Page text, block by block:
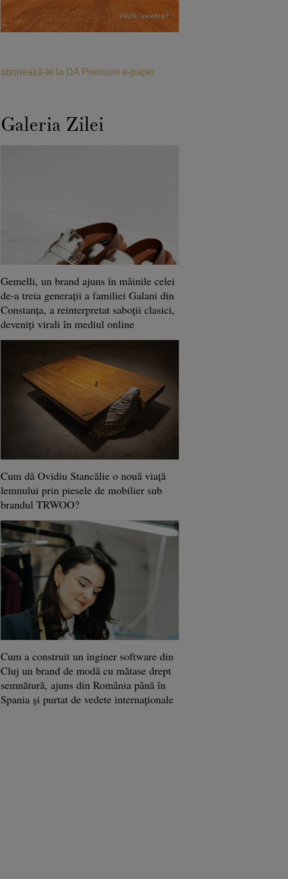
abonează-te la DA Premium e-paper
Galeria Zilei
Gemelli, un brand ajuns în mâinile celei
de-a treia generaţii a familiei Galani din
Constanţa, a reinterpretat saboţii clasici,
deveniţi virali în mediul online
Cum dă Ovidiu Stancălie o nouă viaţă
lemnului prin piesele de mobilier sub
brandul TRWOO?
Cum a construit un inginer software din
Cluj un brand de modă cu mătase drept
semnătură, ajuns din România până în
Spania şi purtat de vedete internaţionale